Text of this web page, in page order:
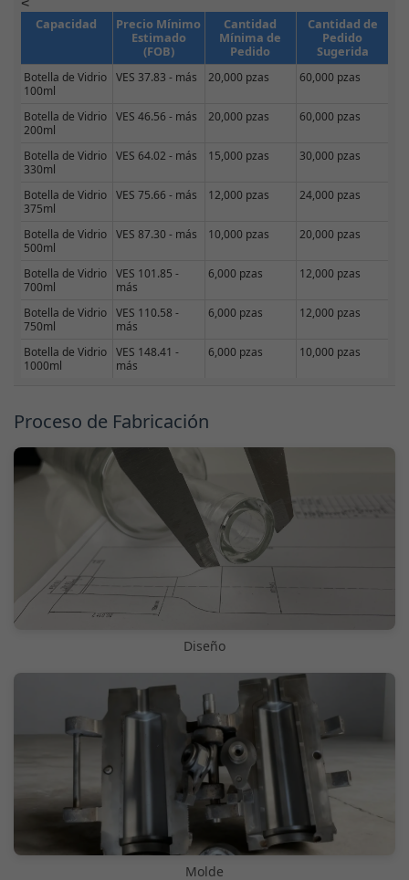
<
Capacidad
Precio Mínimo
Estimado
(FOB)
Cantidad
Mínima de
Pedido
Cantidad de
Pedido
Sugerida
Botella de Vidrio
100ml
VES 37.83 - más 20,000 pzas 60,000 pzas
Botella de Vidrio
200ml
VES 46.56 - más 20,000 pzas 60,000 pzas
Botella de Vidrio
330ml
VES 64.02 - más 15,000 pzas 30,000 pzas
Botella de Vidrio
375ml
VES 75.66 - más 12,000 pzas 24,000 pzas
Botella de Vidrio
500ml
VES 87.30 - más 10,000 pzas 20,000 pzas
Botella de Vidrio
700ml
VES 101.85 -
más
6,000 pzas 12,000 pzas
Botella de Vidrio
750ml
VES 110.58 -
más
6,000 pzas 12,000 pzas
Botella de Vidrio
1000ml
VES 148.41 -
más
6,000 pzas 10,000 pzas
Proceso de Fabricación
Diseño
Molde